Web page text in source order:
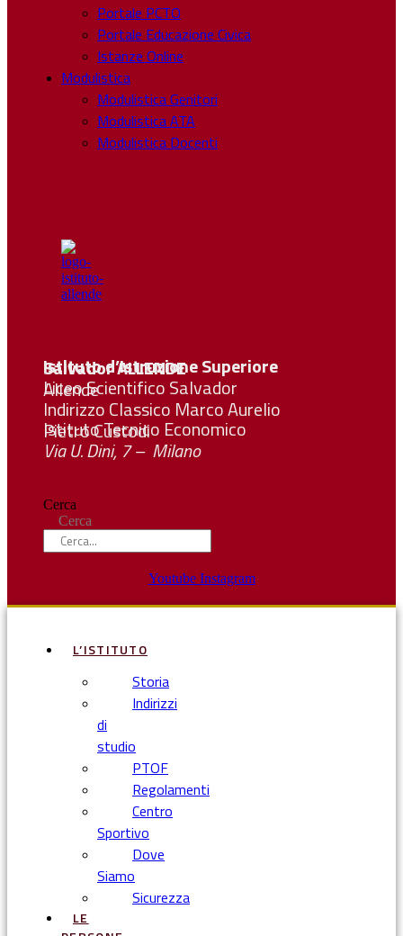
Portale PCTO
Portale Educazione Civica
Istanze Online
Modulistica
Modulistica Genitori
Modulistica ATA
Modulistica Docenti
Istituto d’Istruzione Superiore SalvadorALLENDE
Liceo Scientifico Salvador Allende
Indirizzo Classico Marco Aurelio
Istituto Tecnico Economico Pietro Custodi
Via U. Dini, 7 – Milano
Cerca
Cerca
Youtube Instagram
L’ISTITUTO
Storia
Indirizzi
di
studio
PTOF
Regolamenti
Centro
Sportivo
Dove
Siamo
Sicurezza
LE